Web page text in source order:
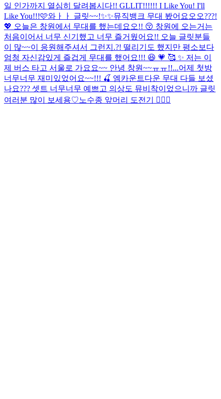
일 인가까지 열심히 달려봅시다!! GLLIT!!!!!! I Like You! I'll
Like You!!!🩷와ㅏㅏ 글릿~~!✨✨뮤직뱅크 무대 봤어요오오???!
💖 오늘은 창원에서 무대를 했는데요오!! 😚 창원에 오는거는
처음이어서 너무 신기했고 너무 즐거웠어요!! 오늘 글릿분들
이 많~~이 응원해주셔서 그런지.?! 떨리기도 했지만 평소보다
엄청 자신감있게 즐겁게 무대를 했어요!!! 😆 💗 🥰 ✨ 저는 이
제 버스 타고 서울로 가요요~~ 안녕 창원~~ㅠㅠ!!...어제 첫방
너무너무 재미있었어요~~!!! 🍒 엠카운트다운 무대 다들 보셨
나요??? 셋트 너무너무 예쁘고 의상도 뮤비착이었으니까 글릿
여러분 많이 보세용♡노수종 앞머리 도전기 💇🏻‍♀️